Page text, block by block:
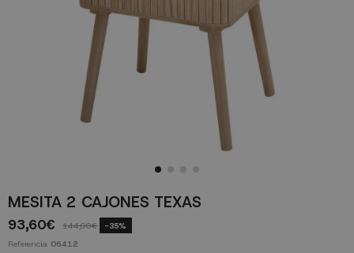
MESITA 2 CAJONES TEXAS
93,60€ 144,00€ -35%
Referencia 06412